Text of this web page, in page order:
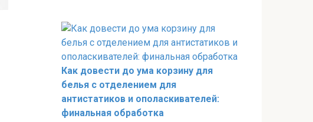
Как довести до ума корзину для
белья с отделением для
антистатиков и ополаскивателей:
финальная обработка